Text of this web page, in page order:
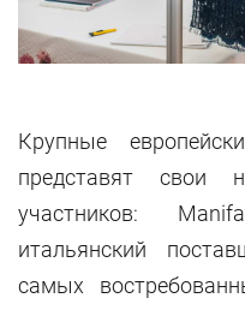
Крупные
представят свои
участников:
итальянский
самых